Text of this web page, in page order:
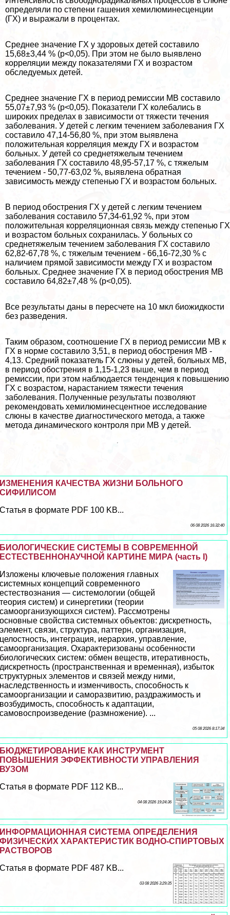
определяли по степени гашения хемилюминесценции
(ГХ) и выражали в процентах.
Среднее значение ГХ у здоровых детей составило
15,68±3,44 % (p<0,05). При этом не было выявлено
корреляции между показателями ГХ и возрастом
обследуемых детей.
Среднее значение ГХ в период ремиссии МВ составило
55,07±7,93 % (p<0,05). Показатели ГХ колeбaлись в
широких пределах в зависимости от тяжести течения
заболевания. У детей с легким течением заболевания ГХ
составило 47,14-56,80 %, при этом выявлена
положительная корреляция между ГХ и возрастом
больных. У детей со среднетяжелым течением
заболевания ГХ составило 48,95-57,17 %, с тяжелым
течением - 50,77-63,02 %, выявлена обратная
зависимость между степенью ГХ и возрастом больных.
В период обострения ГХ у детей с легким течением
заболевания составило 57,34-61,92 %, при этом
положительная корреляционная связь между степенью ГХ
и возрастом больных сохранилась. У больных со
среднетяжелым течением заболевания ГХ составило
62,82-67,78 %, с тяжелым течением - 66,16-72,30 % с
наличием прямой зависимости между ГХ и возрастом
больных. Среднее значение ГХ в период обострения МВ
составило 64,82±7,48 % (p<0,05).
Все результаты даны в пересчете на 10 мкл биожидкости
без разведения.
Таким образом, соотношение ГХ в период ремиссии МВ к
ГХ в норме составило 3,51, в период обострения МВ -
4,13. Средний показатель ГХ слюны у детей, больных МВ,
в период обострения в 1,15-1,23 выше, чем в период
ремиссии, при этом наблюдается тенденция к повышению
ГХ с возрастом, нарастанием тяжести течения
заболевания. Полученные результаты позволяют
рекомендовать хемилюминесцентное исследование
слюны в качестве диагностического метода, а также
метода динамического контроля при МВ у детей.
ИЗМЕНЕНИЯ КАЧЕСТВА ЖИЗНИ БОЛЬНОГО
СИФИЛИСОМ
Статья в формате PDF 100 KB...
06 08 2026 16:32:40
БИОЛОГИЧЕСКИЕ СИСТЕМЫ В СОВРЕМЕННОЙ
ЕСТЕСТВЕННОНАУЧНОЙ КАРТИНЕ МИРА (часть I)
Изложены ключевые положения главных
системных концепций современного
естествознания — системологии (общей
теория систем) и синергетики (теории
самоорганизующихся систем). Рассмотрены
основные свойства системных объектов: дискретность,
элемент, связи, структура, паттерн, организация,
целостность, интеграция, иерархия, управление,
самоорганизация. Охаpaктеризованы особенности
биологических систем: обмен веществ, итеративность,
дискретность (прострaнcтвенная и временная), избыток
структурных элементов и связей между ними,
наследственность и изменчивость, способность к
самоорганизации и саморазвитию, раздражимость и
возбудимость, способность к адаптации,
самовоспроизведение (размножение). ...
05 08 2026 8:17:34
БЮДЖЕТИРОВАНИЕ КАК ИНСТРУМЕНТ
ПОВЫШЕНИЯ ЭФФЕКТИВНОСТИ УПРАВЛЕНИЯ
ВУЗОМ
Статья в формате PDF 112 KB...
04 08 2026 19:24:36
ИНФОРМАЦИОННАЯ СИСТЕМА ОПРЕДЕЛЕНИЯ
ФИЗИЧЕСКИХ ХАРАКТЕРИСТИК ВОДНО-СПИРТОВЫХ
РАСТВОРОВ
Статья в формате PDF 487 KB...
03 08 2026 3:29:35